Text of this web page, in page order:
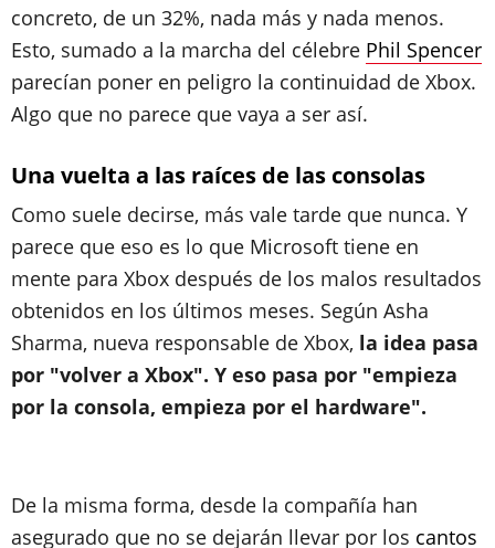
concreto, de un 32%, nada más y nada menos.
Esto, sumado a la marcha del célebre Phil Spencer
parecían poner en peligro la continuidad de Xbox.
Algo que no parece que vaya a ser así.
Una vuelta a las raíces de las consolas
Como suele decirse, más vale tarde que nunca. Y
parece que eso es lo que Microsoft tiene en
mente para Xbox después de los malos resultados
obtenidos en los últimos meses. Según Asha
Sharma, nueva responsable de Xbox, la idea pasa
por "volver a Xbox". Y eso pasa por "empieza
por la consola, empieza por el hardware".
De la misma forma, desde la compañía han
asegurado que no se dejarán llevar por los cantos